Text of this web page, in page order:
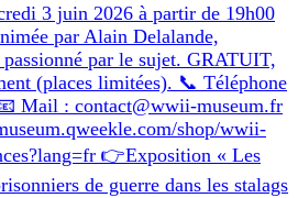
3 juin 2026 à partir de 19h00
par Alain Delalande,
par le sujet. GRATUIT,
(places limitées). 📞 Téléphone
Mail : contact@wwii-museum.fr
shop/wwii-
👉Exposition « Les
de guerre dans les stalags